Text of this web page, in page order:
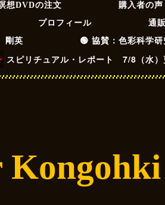
想DVDの注文
購入者
プロフィール
通
剛英 🟢 協賛：色彩科学研
スピリチュアル・レポート 7/8（水）